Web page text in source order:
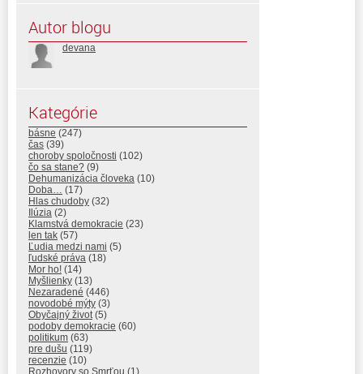
Autor blogu
devana
Kategórie
básne (247)
čas (39)
choroby spoločnosti (102)
čo sa stane? (9)
Dehumanizácia človeka (10)
Doba…
(17)
Hlas chudoby (32)
Ilúzia (2)
Klamstvá demokracie (23)
len tak (57)
Ľudia medzi nami (5)
ľudské práva (18)
Mor ho! (14)
Myšlienky (13)
Nezaradené (446)
novodobé mýty (3)
Obyčajný život (5)
podoby demokracie (60)
politikum (63)
pre dušu (119)
recenzie (10)
Rozhovory so Smrťou (1)